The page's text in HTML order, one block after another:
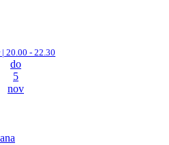
20.00 - 22.30
do
5
nov